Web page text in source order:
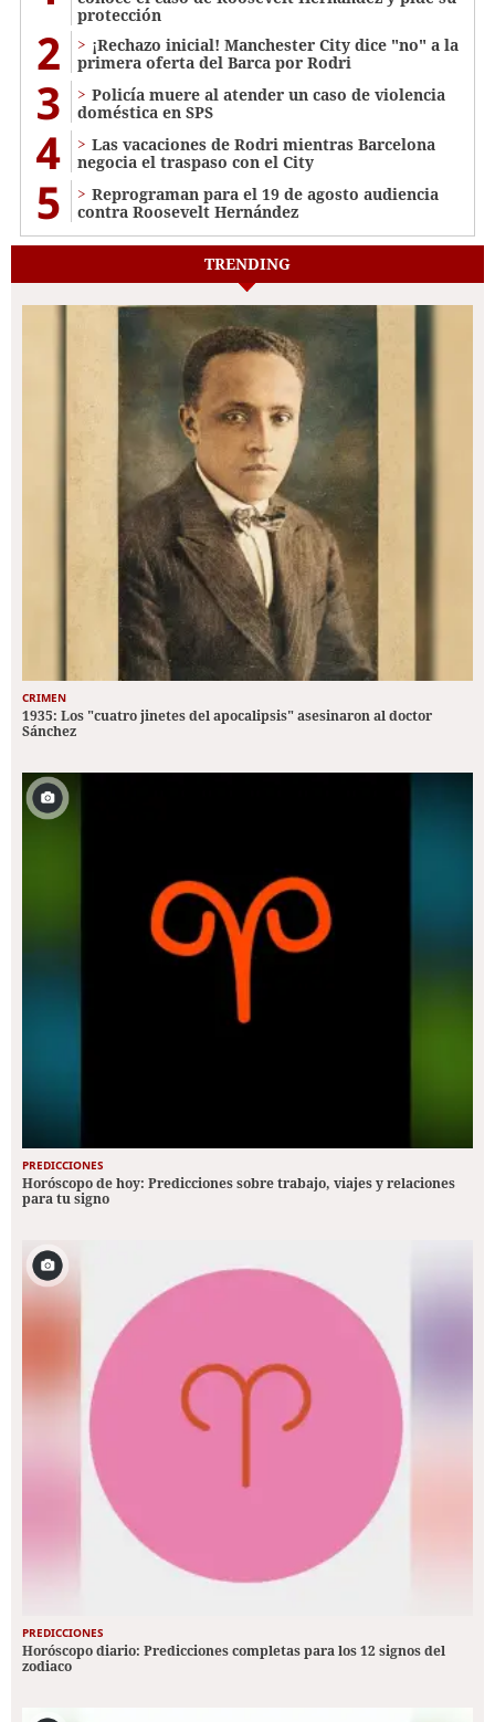
protección
2
¡Rechazo inicial! Manchester City dice "no" a la
primera oferta del Barca por Rodri
3
Policía muere al atender un caso de violencia
doméstica en SPS
4
Las vacaciones de Rodri mientras Barcelona
negocia el traspaso con el City
5
Reprograman para el 19 de agosto audiencia
contra Roosevelt Hernández
TRENDING
CRIMEN
1935: Los "cuatro jinetes del apocalipsis" asesinaron al doctor
Sánchez
PREDICCIONES
Horóscopo de hoy: Predicciones sobre trabajo, viajes y relaciones
para tu signo
PREDICCIONES
Horóscopo diario: Predicciones completas para los 12 signos del
zodiaco